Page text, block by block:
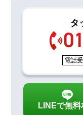
タ
電話
LINEで無料